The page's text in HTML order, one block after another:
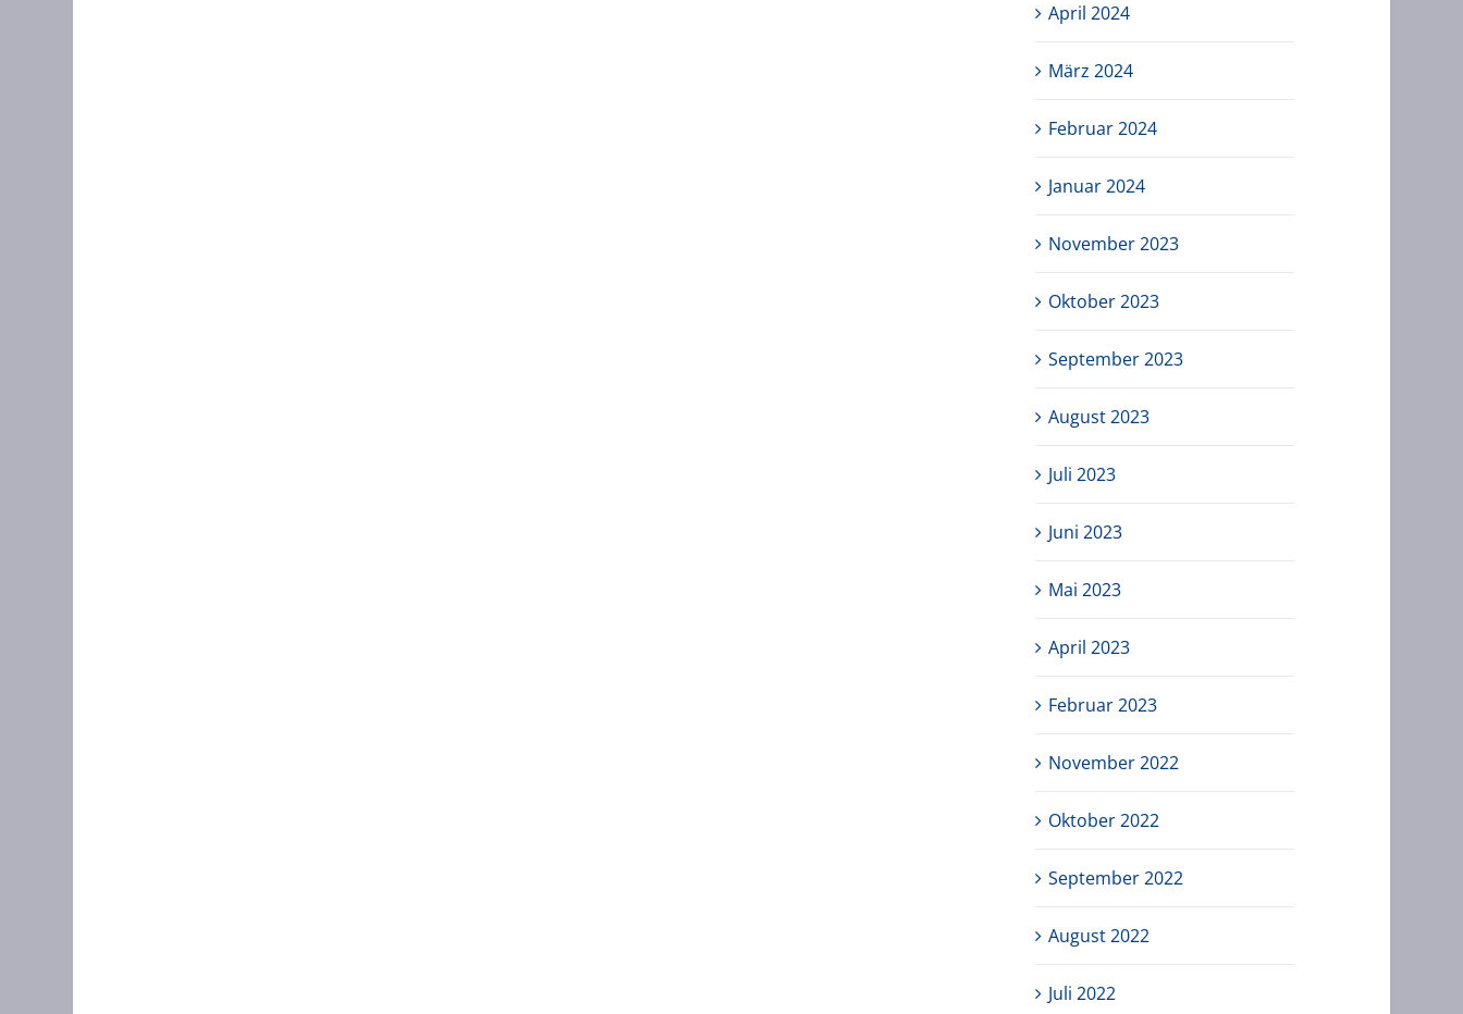
April 2024
März 2024
Februar 2024
Januar 2024
November 2023
Oktober 2023
September 2023
August 2023
Juli 2023
Juni 2023
Mai 2023
April 2023
Februar 2023
November 2022
Oktober 2022
September 2022
August 2022
Juli 2022